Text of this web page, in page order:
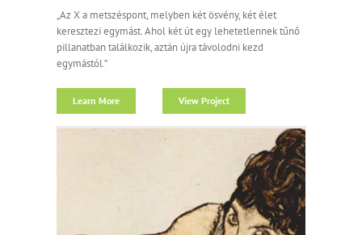
„Az X a metszéspont, melyben két ösvény, két élet
keresztezi egymást. Ahol két út egy lehetetlennek tűnő
pillanatban találkozik, aztán újra távolodni kezd
egymástól.”
Learn More View Project